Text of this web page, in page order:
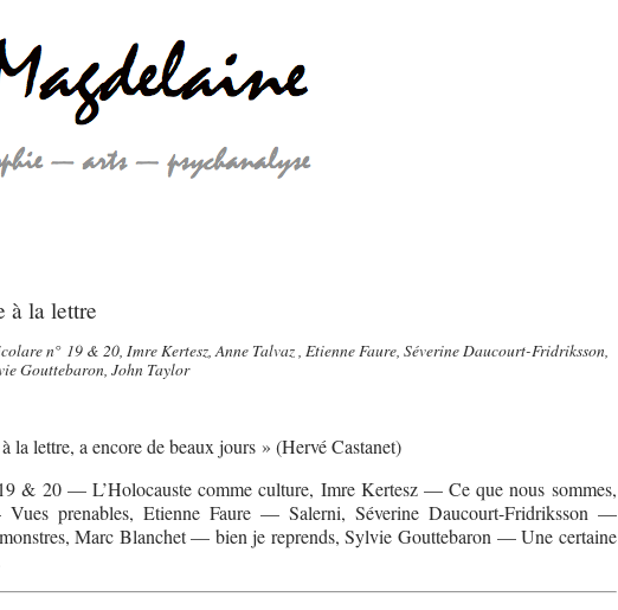
à la lettre
n° 19 & 20, Imre Kertesz, Anne Talvaz , Etienne Faure, Séverine Daucourt-Fridriksson,
Gouttebaron, John Taylor
la lettre, a encore de beaux jours » (Hervé Castanet)
& 20 — L’Holocauste comme culture, Imre Kertesz — Ce que nous sommes,
prenables, Etienne Faure — Salerni, Séverine Daucourt-Fridriksson —
Marc Blanchet — bien je reprends, Sylvie Gouttebaron — Une certaine